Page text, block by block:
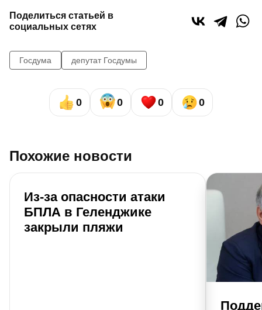
Поделиться статьей в
социальных сетях
Госдума депутат Госдумы
0 0 0 0
Похожие новости
Из-за опасности атаки
БПЛА в Геленджике
закрыли пляжи